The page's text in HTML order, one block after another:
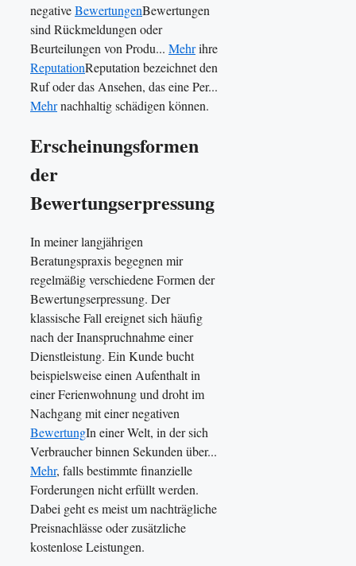
negativeBewertungenBewertungen
sind Rückmeldungen oder
Beurteilungen von Produ... Mehrihre
ReputationReputation bezeichnet den
Ruf oder das Ansehen, das eine Per...
Mehrnachhaltig schädigen können.
Erscheinungsformen
der
Bewertungserpressung
In meiner langjährigen
Beratungspraxis begegnen mir
regelmäßig verschiedene Formen der
Bewertungserpressung. Der
klassische Fall ereignet sich häufig
nach der Inanspruchnahme einer
Dienstleistung. Ein Kunde bucht
beispielsweise einen Aufenthalt in
einer Ferienwohnung und droht im
Nachgang mit einer negativen
BewertungIn einer Welt, in der sich
Verbraucher binnen Sekunden über...
Mehr, falls bestimmte finanzielle
Forderungen nicht erfüllt werden.
Dabei geht es meist um nachträgliche
Preisnachlässe oder zusätzliche
kostenlose Leistungen.